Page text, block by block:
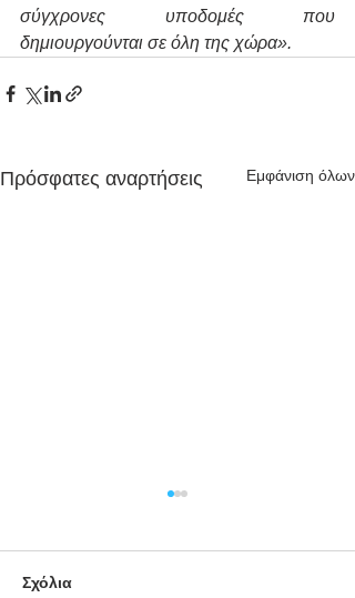
σύγχρονες υποδομές που
δημιουργούνται σε όλη της χώρα».
Πρόσφατες αναρτήσεις Εμφάνιση όλων
Σχόλια